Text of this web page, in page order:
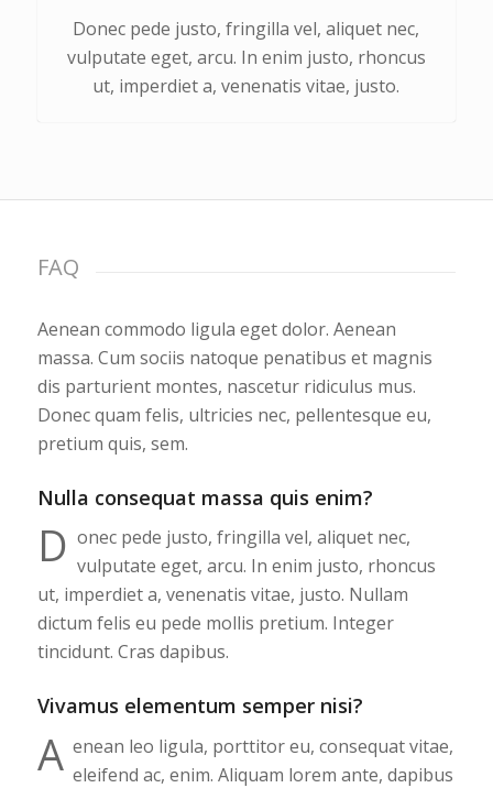
Donec pede justo, fringilla vel, aliquet nec,
vulputate eget, arcu. In enim justo, rhoncus
ut, imperdiet a, venenatis vitae, justo.
FAQ
Aenean commodo ligula eget dolor. Aenean
massa. Cum sociis natoque penatibus et magnis
dis parturient montes, nascetur ridiculus mus.
Donec quam felis, ultricies nec, pellentesque eu,
pretium quis, sem.
Nulla consequat massa quis enim?
D onec pede justo, fringilla vel, aliquet nec,
vulputate eget, arcu. In enim justo, rhoncus
ut, imperdiet a, venenatis vitae, justo. Nullam
dictum felis eu pede mollis pretium. Integer
tincidunt. Cras dapibus.
Vivamus elementum semper nisi?
A enean leo ligula, porttitor eu, consequat vitae,
eleifend ac, enim. Aliquam lorem ante, dapibus